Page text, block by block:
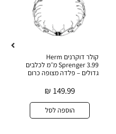
קולר דוקרנים Herm
Sprenger 3.99 מ״מ לכלבים
גדולים – פלדה מצופה כרום
149.99
₪
הוספה לסל